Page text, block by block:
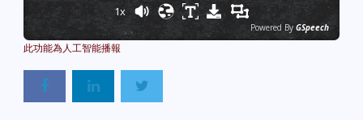
1x
Powered By GSpeech